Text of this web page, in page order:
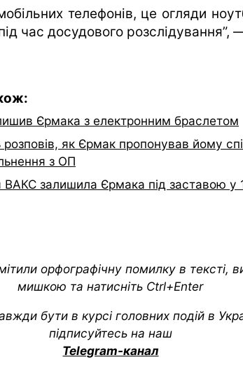
телефонів, це огляди
час досудового розслідування”,
Єрмака з електронним браслетом
розповів, як Єрмак пропонував йому
з ОП
ВАКС залишила Єрмака під заставою у
орфографічну помилку в тексті,
мишкою та натисніть Ctrl+Enter
бути в курсі головних подій в
підписуйтесь на наш
Telegram-канал